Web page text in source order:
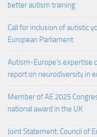
better autism training
Call for inclusion of autistic
European Parliament
Autism-Europe’s expertise
report on neurodiversity in
Member of AE 2025
national award in the UK
Joint Statement: Council of